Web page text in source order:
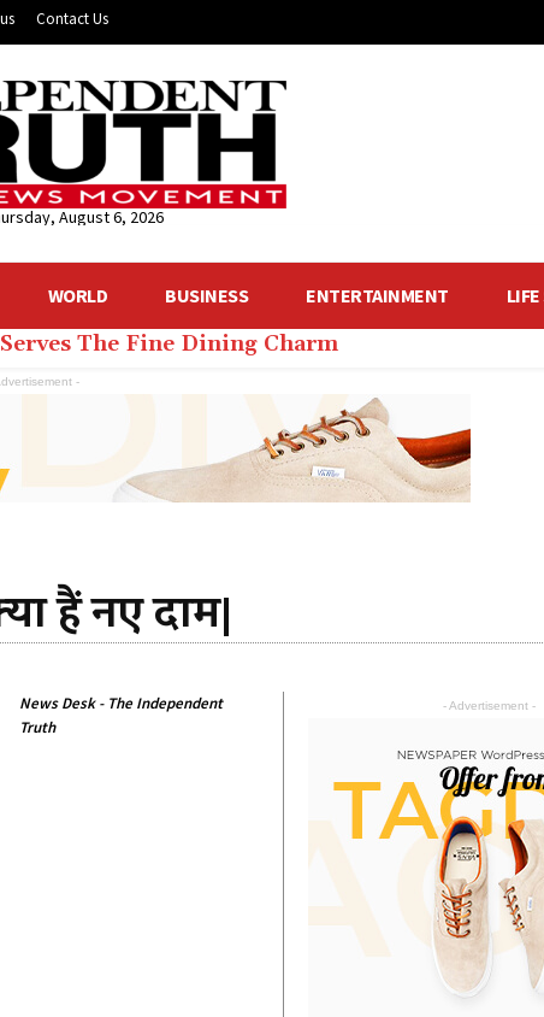
Contact Us
August 6, 2026
WORLD BUSINESS ENTERTAINMENT
The Fine Dining Charm
-
हैं नए दाम|
News Desk - The Independent
Truth
- Advertisement -